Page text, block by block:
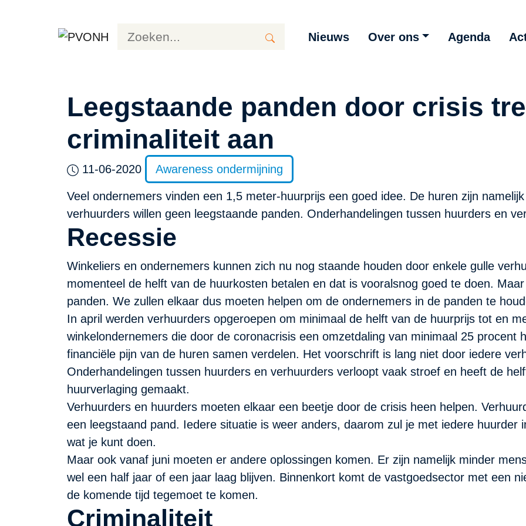
Nieuws Over ons Agenda
Leegstaande panden door crisis
criminaliteit aan
11-06-2020 Awareness ondermijning
Veel ondernemers vinden een 1,5 meter-huurprijs een goed idee. De huren zijn
verhuurders willen geen leegstaande panden. Onderhandelingen tussen huurders en
Recessie
Winkeliers en ondernemers kunnen zich nu nog staande houden door enkele gulle
momenteel de helft van de huurkosten betalen en dat is vooralsnog goed te doen.
panden. We zullen elkaar dus moeten helpen om de ondernemers in de panden te
In april werden verhuurders opgeroepen om minimaal de helft van de huurprijs tot en
winkelondernemers die door de coronacrisis een omzetdaling van minimaal 25 procent
financiële pijn van de huren samen verdelen. Het voorschrift is lang niet door iedere
Onderhandelingen tussen huurders en verhuurders verloopt vaak stroef en heeft de
huurverlaging gemaakt.
Verhuurders en huurders moeten elkaar een beetje door de crisis heen helpen.
een leegstaand pand. Iedere situatie is weer anders, daarom zul je met iedere huurder
wat je kunt doen.
Maar ook vanaf juni moeten er andere oplossingen komen. Er zijn namelijk minder
wel een half jaar of een jaar laag blijven. Binnenkort komt de vastgoedsector met een
de komende tijd tegemoet te komen.
Criminaliteit